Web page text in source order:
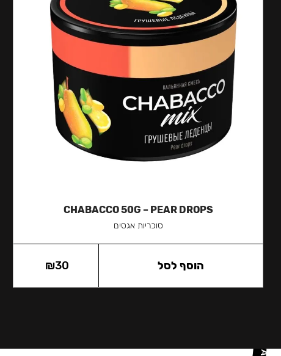
CHABACCO 50G – PEAR DROPS
סוכריות אגסים
₪30 הוסף לסל